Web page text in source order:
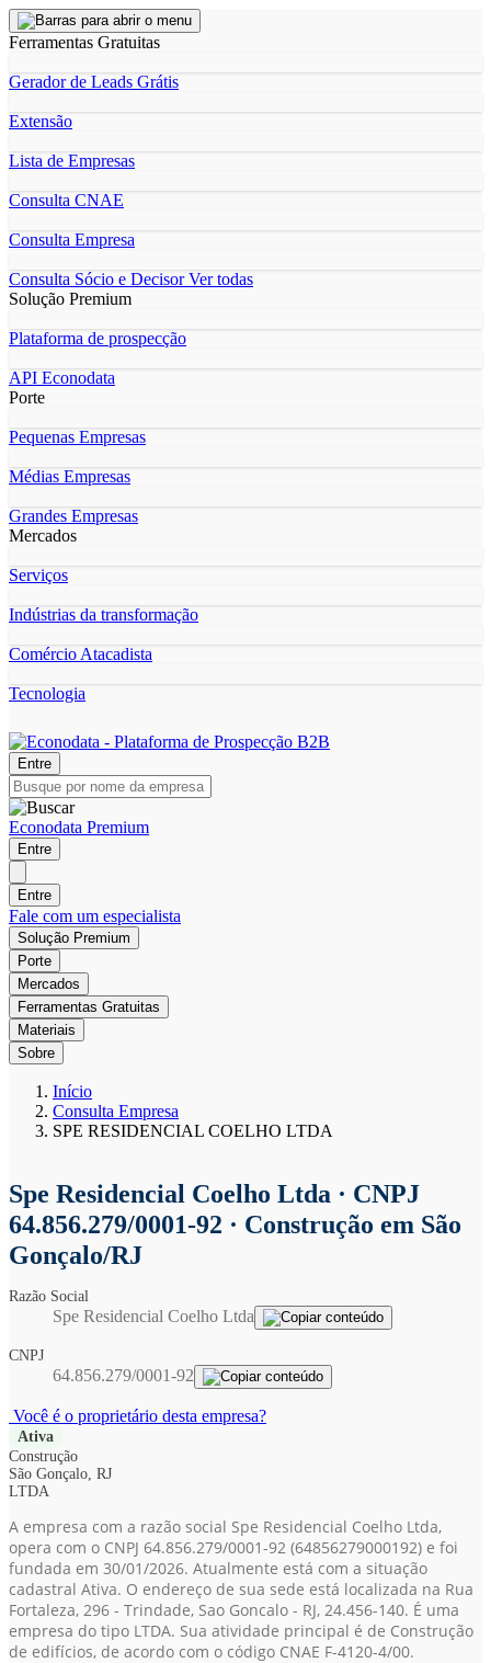
Ferramentas Gratuitas
Gerador de Leads Grátis
Extensão
Lista de Empresas
Consulta CNAE
Consulta Empresa
Consulta Sócio e DecisorVer todas
Solução Premium
Plataforma de prospecção
API Econodata
Porte
Pequenas Empresas
Médias Empresas
Grandes Empresas
Mercados
Serviços
Indústrias da transformação
Comércio Atacadista
Tecnologia
Entre
Econodata Premium
Entre
Entre
Fale com um especialista
Solução Premium
Porte
Mercados
Ferramentas Gratuitas
Materiais
Sobre
Início
Consulta Empresa
SPE RESIDENCIAL COELHO LTDA
Spe Residencial Coelho Ltda · CNPJ
64.856.279/0001-92 · Construção em São
Gonçalo/RJ
Razão Social
Spe Residencial Coelho Ltda
CNPJ
64.856.279/0001-92
Você é o proprietário desta empresa?
Ativa
Construção
São Gonçalo, RJ
LTDA
A empresa com a razão social Spe Residencial Coelho Ltda,
opera com o CNPJ 64.856.279/0001-92 (64856279000192) e foi
fundada em 30/01/2026. Atualmente está com a situação
cadastral Ativa. O endereço de sua sede está localizada na Rua
Fortaleza, 296 - Trindade, Sao Goncalo - RJ, 24.456-140. É uma
empresa do tipo LTDA. Sua atividade principal é de Construção
de edifícios, de acordo com o código CNAE F-4120-4/00.